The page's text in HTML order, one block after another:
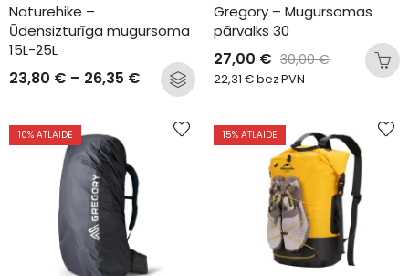
Naturehike –
Ūdensizturīga mugursoma
15L-25L
23,80 € – 26,35 €
Gregory – Mugursomas
pārvalks 30
27,00 € 30,00€
22,31 €bez PVN
10% ATLAIDE 15% ATLAIDE